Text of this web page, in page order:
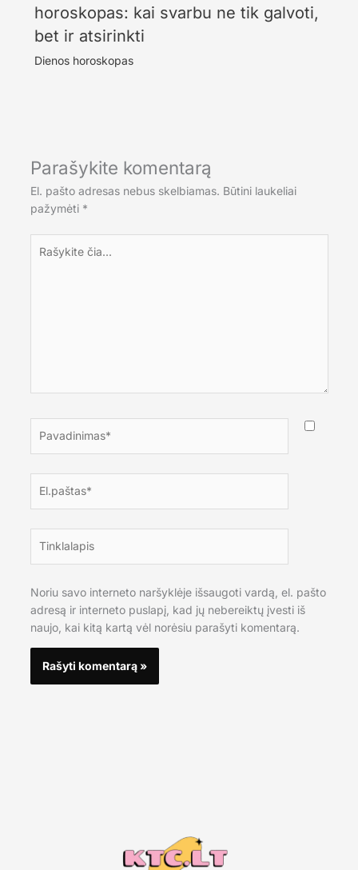
horoskopas: kai svarbu ne tik galvoti,
bet ir atsirinkti
Dienos horoskopas
Parašykite komentarą
El. pašto adresas nebus skelbiamas. Būtini laukeliai
pažymėti *
čia...
Noriu savo interneto naršyklėje išsaugoti vardą, el. pašto
adresą ir interneto puslapį, kad jų nebereiktų įvesti iš
naujo, kai kitą kartą vėl norėsiu parašyti komentarą.